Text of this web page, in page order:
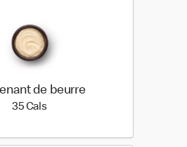
de beurre
35 Cals35 calories